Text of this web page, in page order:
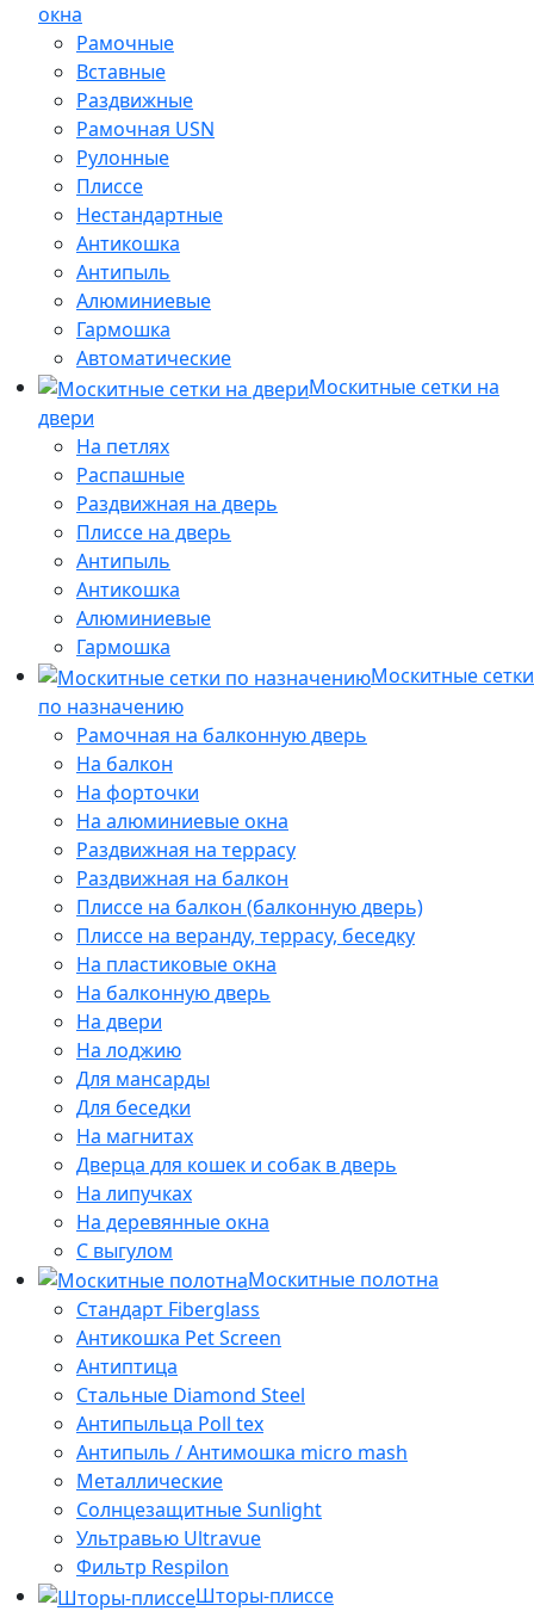
окна
Рамочные
Вставные
Раздвижные
Рамочная USN
Рулонные
Плиссе
Нестандартные
Антикошка
Антипыль
Алюминиевые
Гармошка
Автоматические
Москитные сетки на
двери
На петлях
Распашные
Раздвижная на дверь
Плиссе на дверь
Антипыль
Антикошка
Алюминиевые
Гармошка
Москитные сетки
по назначению
Рамочная на балконную дверь
На балкон
На форточки
На алюминиевые окна
Раздвижная на террасу
Раздвижная на балкон
Плиссе на балкон (балконную дверь)
Плиссе на веранду, террасу, беседку
На пластиковые окна
На балконную дверь
На двери
На лоджию
Для мансарды
Для беседки
На магнитах
Дверца для кошек и собак в дверь
На липучках
На деревянные окна
С выгулом
Москитные полотна
Стандарт Fiberglass
Антикошка Pet Screen
Антиптица
Стальные Diamond Steel
Антипыльца Poll tex
Антипыль / Антимошка micro mash
Металлические
Солнцезащитные Sunlight
Ультравью Ultravue
Фильтр Respilon
Шторы-плиссе